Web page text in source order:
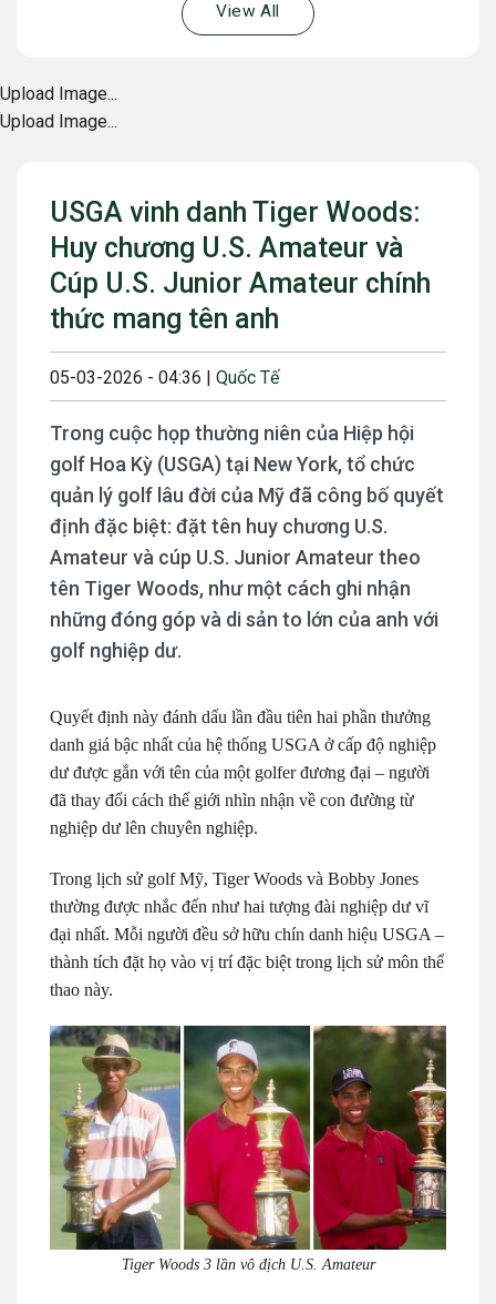
USGA vinh danh Tiger Woods:
Huy chương U.S. Amateur và
Cúp U.S. Junior Amateur chính
thức mang tên anh
05-03-2026 - 04:36 | Quốc Tế
Trong cuộc họp thường niên của Hiệp hội
golf Hoa Kỳ (USGA) tại New York, tổ chức
quản lý golf lâu đời của Mỹ đã công bố quyết
định đặc biệt: đặt tên huy chương U.S.
Amateur và cúp U.S. Junior Amateur theo
tên Tiger Woods, như một cách ghi nhận
những đóng góp và di sản to lớn của anh với
golf nghiệp dư.
Quyết định này đánh dấu lần đầu tiên hai phần thưởng
danh giá bậc nhất của hệ thống USGA ở cấp độ nghiệp
dư được gắn với tên của một golfer đương đại – người
đã thay đổi cách thế giới nhìn nhận về con đường từ
nghiệp dư lên chuyên nghiệp.
Trong lịch sử golf Mỹ, Tiger Woods và Bobby Jones
thường được nhắc đến như hai tượng đài nghiệp dư vĩ
đại nhất. Mỗi người đều sở hữu chín danh hiệu USGA –
thành tích đặt họ vào vị trí đặc biệt trong lịch sử môn thể
thao này.
Tiger Woods 3 lần vô địch U.S. Amateur
View All
Upload Image...
Upload Image...